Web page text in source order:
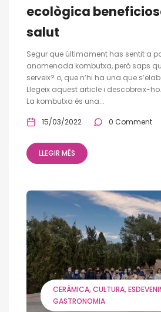
ecològica
salut
Segur que últimament has sentit a
anomenada kombutxa, però saps
serveix? o, que n’hi ha una que
Llegeix aquest article i descobreix-
La kombutxa és una...
15/03/2022 0 Comment
LLEGIR MÉS
CERÀMICA CULTURA
GASTRONOMIA